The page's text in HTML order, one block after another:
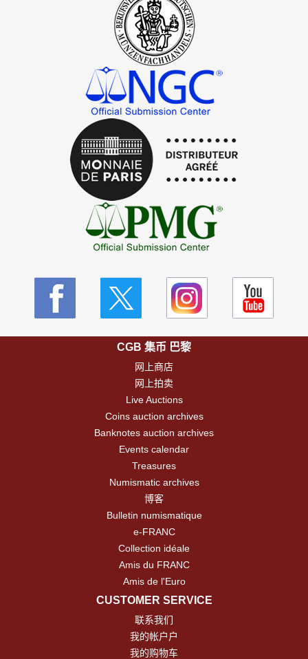
CGB 集币 巴黎
网上商店
网上拍卖
Live Auctions
Coins auction archives
Banknotes auction archives
Events calendar
Treasures
Numismatic archives
博客
Bulletin numismatique
e-FRANC
Collection idéale
Amis du FRANC
Amis de l'Euro
CUSTOMER SERVICE
联系我们
我的帐户户
我的购物车